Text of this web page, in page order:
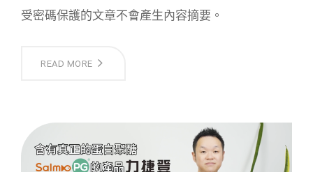
受密碼保護的文章不會產生內容摘要。
READ MORE